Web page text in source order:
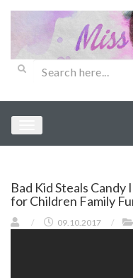
Bad Kid Steals
for Children Family
/ 09.10.2017 /